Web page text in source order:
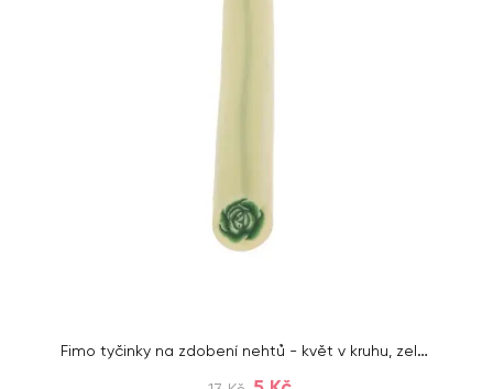
Fimo tyčinky na zdobení nehtů - květ v kruhu, zelený